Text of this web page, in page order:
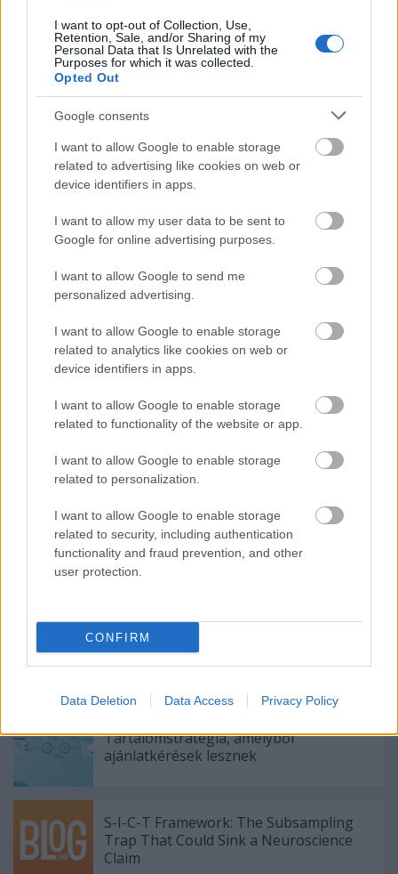
I want to opt-out of Collection, Use,
Retention, Sale, and/or Sharing of my
Personal Data that Is Unrelated with the
Purposes for which it was collected.
Opted Out
Google consents
I want to allow Google to enable storage
related to advertising like cookies on web or
device identifiers in apps.
I want to allow my user data to be sent to
Google for online advertising purposes.
I want to allow Google to send me
personalized advertising.
I want to allow Google to enable storage
related to analytics like cookies on web or
device identifiers in apps.
I want to allow Google to enable storage
related to functionality of the website or app.
I want to allow Google to enable storage
related to personalization.
I want to allow Google to enable storage
related to security, including authentication
functionality and fraud prevention, and other
user protection.
CONFIRM
Data Deletion Data Access Privacy Policy
hogy a tolvajok el tudjanak bújni.
Ha van biztonsági rendszere, és gyakran elmegy,
érdemes elgondolkodnia azon, hogy megfigyelő
Manapság már léteznek olyan szoftverek,
amelyekben az interneten keresztül megtekintheti,
hogy mi történik. Ez egy nagyszerű módja annak,
hogy szemmel tartsa ingatlanát, amikor Ön távol
Olyan riasztórendszert szeretne, amely nem csak az
ablakokat is lefedik. Győződjön meg róla, hogy a
riasztó mindegyiket biztosítja, és hogy minden
belépési ponton van megfigyelés. Ha ezt megteszi, az
segít biztosítani otthona és szerettei biztonságát.
Az otthoni biztonság rövid időn belül az Öné lehet,
de csak akkor, ha felhasználja az itt olvasottakat.
Kezdje lépésről lépésre, és otthona rövid időn belül
biztonságos menedékké válik. Mindössze egy kis
elszántságra és a cikk elolvasásával megszerzett
tudásra van szükség.
Címkék:Jó tanácsok hogyan lehet kellőképpen biztosítani az
Tartalomstratégia, amelyből
ajánlatkérések lesznek
S-I-C-T Framework: The Subsampling
Trap That Could Sink a Neuroscience
Claim